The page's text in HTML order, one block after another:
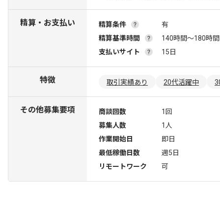
精算・お支払い 精算条件
有
精算基準時間
140時間〜180時間
支払いサイト
15日
特徴 取引実績あり 20代活躍中
その他募集要項 商談回数
1回
募集人数
1人
作業開始日
即日
最低稼働日数
週5日
リモートワーク
可